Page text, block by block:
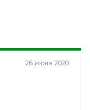
26 июня 2020